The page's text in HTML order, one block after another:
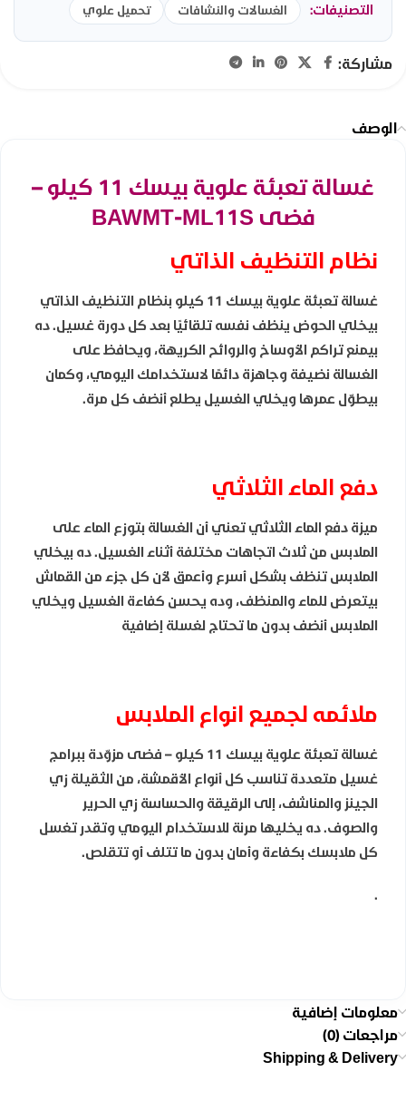
التصنيفات: الغسالات والنشافات تحميل علوي
مشاركة:
الوصف
غسالة تعبئة علوية بيسك 11 كيلو –
فضى BAWMT-ML11S
نظام التنظيف الذاتي
غسالة تعبئة علوية بيسك 11 كيلو بنظام التنظيف الذاتي
بيخلي الحوض ينظف نفسه تلقائيًا بعد كل دورة غسيل. ده
بيمنع تراكم الأوساخ والروائح الكريهة، ويحافظ على
الغسالة نضيفة وجاهزة دائمًا لاستخدامك اليومي، وكمان
بيطوّل عمرها ويخلي الغسيل يطلع أنضف كل مرة.
دفع الماء الثلاثي
ميزة دفع الماء الثلاثي تعني أن الغسالة بتوزع الماء على
الملابس من ثلاث اتجاهات مختلفة أثناء الغسيل. ده بيخلي
الملابس تنظف بشكل أسرع وأعمق لأن كل جزء من القماش
بيتعرض للماء والمنظف، وده يحسن كفاءة الغسيل ويخلي
الملابس أنضف بدون ما تحتاج لغسلة إضافية
ملائمه لجميع انواع الملابس
غسالة تعبئة علوية بيسك 11 كيلو – فضى مزوّدة ببرامج
غسيل متعددة تناسب كل أنواع الأقمشة، من الثقيلة زي
الجينز والمناشف، إلى الرقيقة والحساسة زي الحرير
والصوف. ده يخليها مرنة للاستخدام اليومي وتقدر تغسل
كل ملابسك بكفاءة وأمان بدون ما تتلف أو تتقلص.
.
معلومات إضافية
مراجعات (0)
Shipping & Delivery